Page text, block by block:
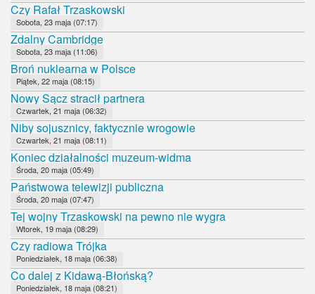
Czy Rafał Trzaskowski
Sobota, 23 maja (07:17)
Zdalny Cambridge
Sobota, 23 maja (11:06)
Broń nuklearna w Polsce
Piątek, 22 maja (08:15)
Nowy Sącz stracił partnera
Czwartek, 21 maja (06:32)
Niby sojusznicy, faktycznie wrogowie
Czwartek, 21 maja (08:11)
Koniec działalności muzeum-widma
Środa, 20 maja (05:49)
Państwowa telewizji publiczna
Środa, 20 maja (07:47)
Tej wojny Trzaskowski na pewno nie wygra
Wtorek, 19 maja (08:29)
Czy radiowa Trójka
Poniedziałek, 18 maja (06:38)
Co dalej z Kidawą-Błońską?
Poniedziałek, 18 maja (08:21)